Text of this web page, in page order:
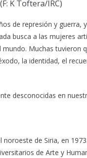
K Toftera/IRC)
de represión y guerra,
busca a las mujeres
Muchas tuvieron
la identidad, el
desconocidas en
noroeste de Siria, en
de Arte y